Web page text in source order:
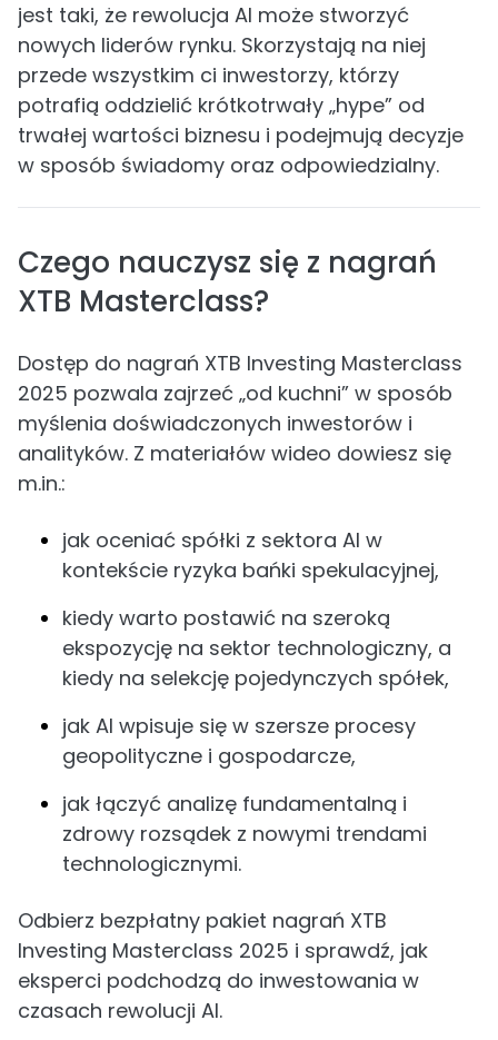
jest taki, że rewolucja AI może stworzyć
nowych liderów rynku. Skorzystają na niej
przede wszystkim ci inwestorzy, którzy
potrafią oddzielić krótkotrwały „hype” od
trwałej wartości biznesu i podejmują decyzje
w sposób świadomy oraz odpowiedzialny.
Czego nauczysz się z nagrań
XTB Masterclass?
Dostęp do nagrań XTB Investing Masterclass
2025 pozwala zajrzeć „od kuchni” w sposób
myślenia doświadczonych inwestorów i
analityków. Z materiałów wideo dowiesz się
m.in.:
jak oceniać spółki z sektora AI w
kontekście ryzyka bańki spekulacyjnej,
kiedy warto postawić na szeroką
ekspozycję na sektor technologiczny, a
kiedy na selekcję pojedynczych spółek,
jak AI wpisuje się w szersze procesy
geopolityczne i gospodarcze,
jak łączyć analizę fundamentalną i
zdrowy rozsądek z nowymi trendami
technologicznymi.
Odbierz bezpłatny pakiet nagrań XTB
Investing Masterclass 2025 i sprawdź, jak
eksperci podchodzą do inwestowania w
czasach rewolucji AI.